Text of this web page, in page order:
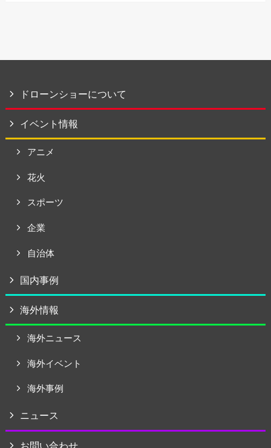
ドローンショーについて
イベント情報
アニメ
花火
スポーツ
企業
自治体
国内事例
海外情報
海外ニュース
海外イベント
海外事例
ニュース
お問い合わせ